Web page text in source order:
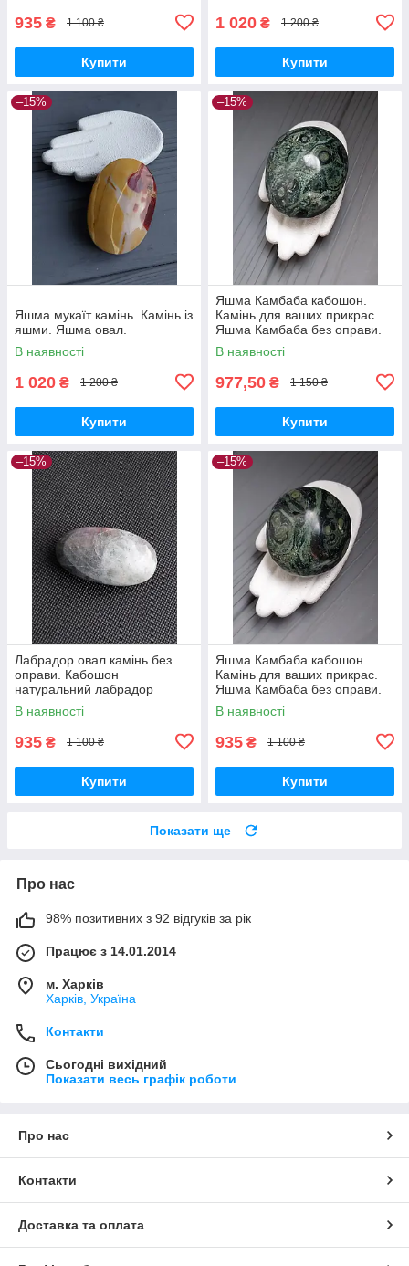
935 ₴ 1 100 ₴
Купити
1 020 ₴ 1 200 ₴
Купити
–15%
Яшма мукаїт камінь. Камінь із
яшми. Яшма овал.
В наявності
1 020 ₴ 1 200 ₴
Купити
–15%
Яшма Камбаба кабошон.
Камінь для ваших прикрас.
Яшма Камбаба без оправи.
В наявності
977,50 ₴ 1 150 ₴
Купити
–15%
Лабрадор овал камінь без
оправи. Кабошон
натуральний лабрадор
58*31*20 мм. Індія.
В наявності
935 ₴ 1 100 ₴
Купити
–15%
Яшма Камбаба кабошон.
Камінь для ваших прикрас.
Яшма Камбаба без оправи.
В наявності
935 ₴ 1 100 ₴
Купити
Показати ще
Про нас
98% позитивних з 92 відгуків за рік
Працює з 14.01.2014
м. Харків
Харків, Україна
Контакти
Сьогодні вихідний
Показати весь графік роботи
Про нас
Контакти
Доставка та оплата